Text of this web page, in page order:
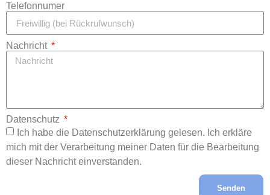
Telefonnumer
Nachricht
Datenschutz
Ich habe die Datenschutzerklärung gelesen. Ich erkläre
mich mit der Verarbeitung meiner Daten für die Bearbeitung
dieser Nachricht einverstanden.
Senden